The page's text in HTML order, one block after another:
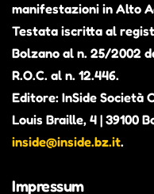
manifestazioni in Alto
Testata iscritta al
Bolzano al n. 25/2002
R.O.C. al n. 12.446.
Editore: InSide Società
Louis Braille, 4 | 39100
inside@inside.bz.it.
Impressum